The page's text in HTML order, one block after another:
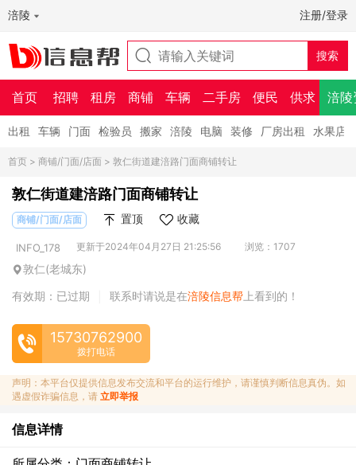
涪陵 注册/登录
首页 招聘 租房 商铺 车辆 二手房 便民 供求 涪陵
出租 车辆 门面 检验员 搬家 涪陵 电脑 装修 厂房出租 水果店
首页 > 商铺/门面/店面 > 敦仁街道建涪路门面商铺转让
敦仁街道建涪路门面商铺转让
商铺/门面/店面 置顶 收藏
INFO_178 更新于2024年04月27日 21:25:56 浏览：1707
敦仁(老城东)
有效期：已过期
联系时请说是在涪陵信息帮 上看到的！
15730762900
拨打电话
声明：本平台仅提供信息发布交流和平台的运行维护，请谨慎判断信息真伪。如
遇虚假诈骗信息，请 立即举报
信息详情